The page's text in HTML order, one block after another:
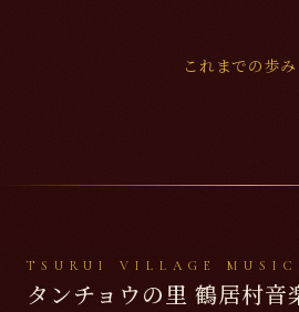
これまでの歩み
TSURUI VILLAGE
タンチョウの里 鶴居村音